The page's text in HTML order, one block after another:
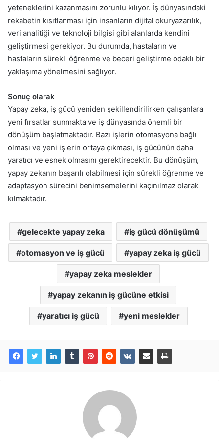
yeteneklerini kazanmasını zorunlu kılıyor. İş dünyasındaki
rekabetin kısıtlanması için insanların dijital okuryazarılık,
veri analitiği ve teknoloji bilgisi gibi alanlarda kendini
geliştirmesi gerekiyor. Bu durumda, hastaların ve
hastaların sürekli öğrenme ve beceri geliştirme odaklı bir
yaklaşıma yönelmesini sağlıyor.
Sonuç olarak
Yapay zeka, iş gücü yeniden şekillendirilirken çalışanlara
yeni fırsatlar sunmakta ve iş dünyasında önemli bir
dönüşüm başlatmaktadır. Bazı işlerin otomasyona bağlı
olması ve yeni işlerin ortaya çıkması, iş gücünün daha
yaratıcı ve esnek olmasını gerektirecektir. Bu dönüşüm,
yapay zekanın başarılı olabilmesi için sürekli öğrenme ve
adaptasyon sürecini benimsemelerini kaçınılmaz olarak
kılmaktadır.
gelecekte yapay zeka iş gücü dönüşümü
otomasyon ve iş gücü yapay zeka iş gücü
yapay zeka meslekler
yapay zekanın iş gücüne etkisi
yaratıcı iş gücü yeni meslekler